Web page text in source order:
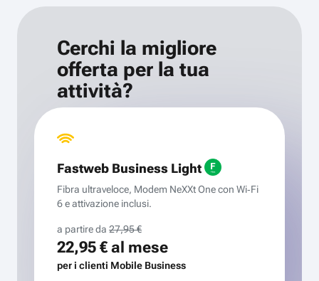
Cerchi la migliore
offerta per la tua
attività?
Fastweb Business Light
Fibra ultraveloce, Modem NeXXt One con Wi‑Fi
6 e attivazione inclusi.
a partire da 27,95 €
22,95 €al mese
per i clienti Mobile Business